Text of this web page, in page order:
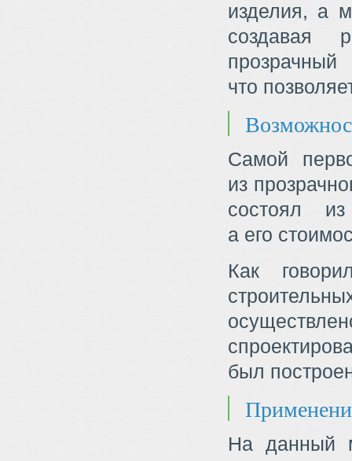
изделия, а
создавая
что
Самой
из
состоял
а его
Как
был
На данный